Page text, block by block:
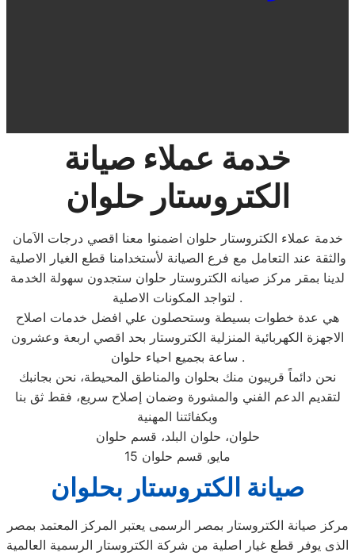
خدمة عملاء صيانة
الكتروستار حلوان
خدمة عملاء الكتروستار حلوان اضمنوا معنا اقصي درجات الاَمان
والثقة عند التعامل مع فرع الصيانة لأستخدامنا قطع الغيار الاصلية
لدينا بمقر مركز صيانه الكتروستار حلوان ستجدون سهولة الخدمة
لتواجد المكونات الاصلية .
هي عدة خطوات بسيطة وستحصلون علي افضل خدمات اصلاح
الاجهزة الكهربائية المنزلية الكتروستار بحد اقصي اربعة وعشرون
ساعة بجميع احياء حلوان .
نحن دائماً قريبون منك بحلوان والمناطق المحيطة، نحن بجانبك
لتقديم الدعم الفني والمشورة وضمان إصلاح سريع، فقط ثق بنا
وبكفائتنا المهنية
حلوان، حلوان البلد، قسم حلوان
15 مايو, قسم حلوان
صيانة الكتروستار بحلوان
مركز صيانة الكتروستار بمصر الرسمى يعتبر المركز المعتمد بمصر
الذى يوفر قطع غيار اصلية من شركة الكتروستار الرسمية العالمية